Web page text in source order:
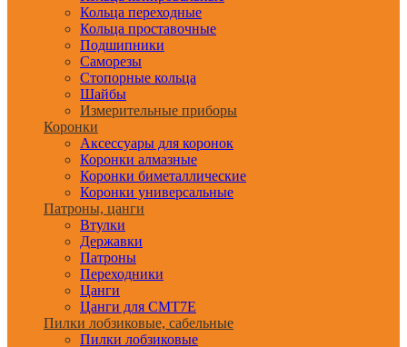
Кольца переходные
Кольца проставочные
Подшипники
Саморезы
Стопорные кольца
Шайбы
Измерительные приборы
Коронки
Аксессуары для коронок
Коронки алмазные
Коронки биметаллические
Коронки универсальные
Патроны, цанги
Втулки
Державки
Патроны
Переходники
Цанги
Цанги для CMT7E
Пилки лобзиковые, сабельные
Пилки лобзиковые